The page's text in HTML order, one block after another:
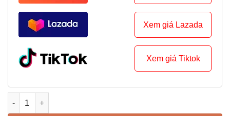
Xem giá Lazada
Xem giá Tiktok
Dây Optical Audio EMK G305 - Chất lượng cao quantity